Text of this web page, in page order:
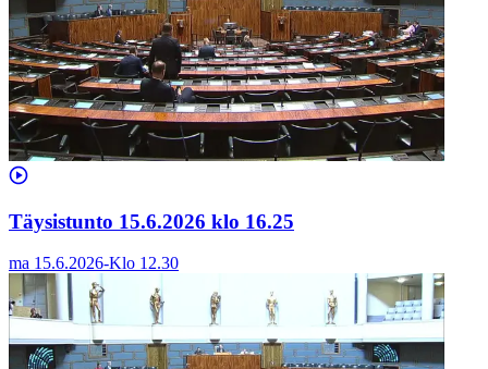
Täysistunto 15.6.2026 klo 16.25
ma 15.6.2026-Klo 12.30